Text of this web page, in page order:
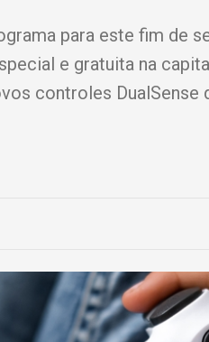
para este fim de
e gratuita na
controles